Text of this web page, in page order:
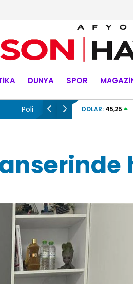
DÜNYA SPOR
Otomobilden 1 kilo 100
DOLAR: 45,25